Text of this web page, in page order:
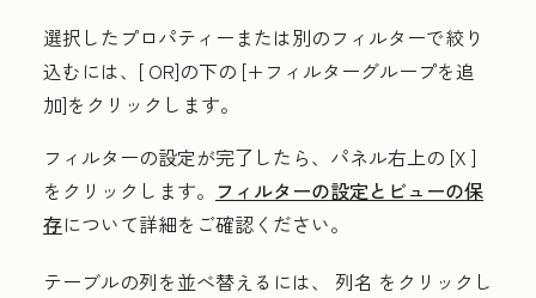
選択したプロパティーまたは別のフィルターで絞り
込むには、[ OR]の下の [+フィルターグループを追
加]をクリックします。
フィルターの設定が完了したら、パネル右上の [X ]
をクリックします。 フィルターの設定とビューの保
存について詳細をご確認ください。
テーブルの列を並べ替えるには、 列名 をクリックし